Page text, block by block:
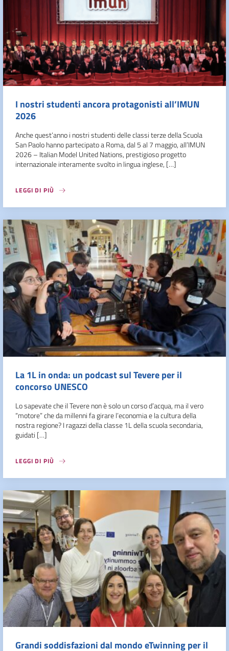
I nostri studenti ancora protagonisti all’IMUN
2026
Anche quest’anno i nostri studenti delle classi terze della Scuola
San Paolo hanno partecipato a Roma, dal 5 al 7 maggio, all’IMUN
2026 – Italian Model United Nations, prestigioso progetto
internazionale interamente svolto in lingua inglese, […]
LEGGI DI PIÙ
La 1L in onda: un podcast sul Tevere per il
concorso UNESCO
Lo sapevate che il Tevere non è solo un corso d’acqua, ma il vero
“motore” che da millenni fa girare l’economia e la cultura della
nostra regione? I ragazzi della classe 1L della scuola secondaria,
guidati […]
LEGGI DI PIÙ
Grandi soddisfazioni dal mondo eTwinning per il